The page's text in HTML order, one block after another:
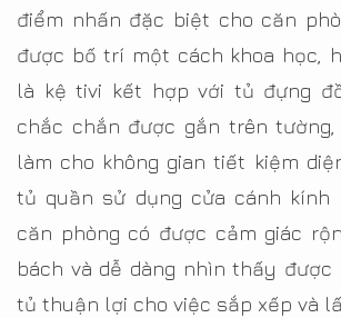
điểm nhấn đặc biệt cho căn
được bố trí một cách khoa học,
là kệ tivi kết hợp với tủ đựng
chắc chắn được gắn trên
làm cho không gian tiết kiệm
tủ quần sử dụng cửa cánh kính
căn phòng có được cảm giác
bách và dễ dàng nhìn thấy được
tủ thuận lợi cho việc sắp xếp và